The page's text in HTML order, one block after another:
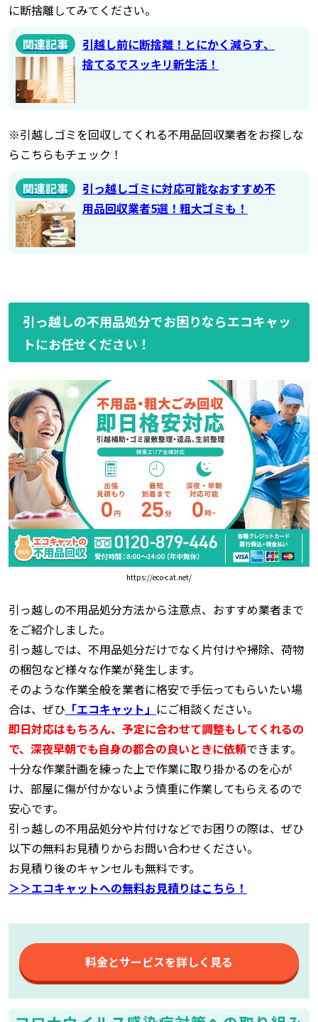
に断捨離してみてください。
関連記事
引越し前に断捨離！とにかく減らす、
捨てるでスッキリ新生活！
※引越しゴミを回収してくれる不用品回収業者をお探しな
らこちらもチェック！
関連記事
引っ越しゴミに対応可能なおすすめ不
用品回収業者5選！粗大ゴミも！
引っ越しの不用品処分でお困りならエコキャッ
トにお任せください！
https://eco-cat.net/
引っ越しの不用品処分方法から注意点、おすすめ業者まで
をご紹介しました。
引っ越しでは、不用品処分だけでなく片付けや掃除、荷物
の梱包など様々な作業が発生します。
そのような作業全般を業者に格安で手伝ってもらいたい場
合は、ぜひ「エコキャット」 にご相談ください。
即日対応はもちろん、予定に合わせて調整もしてくれるの
で、深夜早朝でも自身の都合の良いときに依頼できます。
十分な作業計画を練った上で作業に取り掛かるのを心が
け、部屋に傷が付かないよう慎重に作業してもらえるので
安心です。
引っ越しの不用品処分や片付けなどでお困りの際は、ぜひ
以下の無料お見積りからお問い合わせください。
お見積り後のキャンセルも無料です。
＞＞エコキャットへの無料お見積りはこちら！
料金とサービスを詳しく見る